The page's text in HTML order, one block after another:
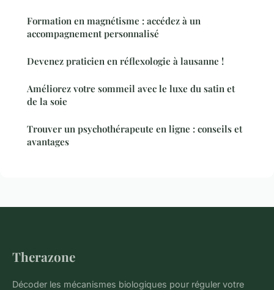
Formation en magnétisme : accédez à un
accompagnement personnalisé
Devenez praticien en réflexologie à lausanne !
Améliorez votre sommeil avec le luxe du satin et
de la soie
Trouver un psychothérapeute en ligne : conseils et
avantages
Therazone
Décoder les mécanismes biologiques pour réguler votre